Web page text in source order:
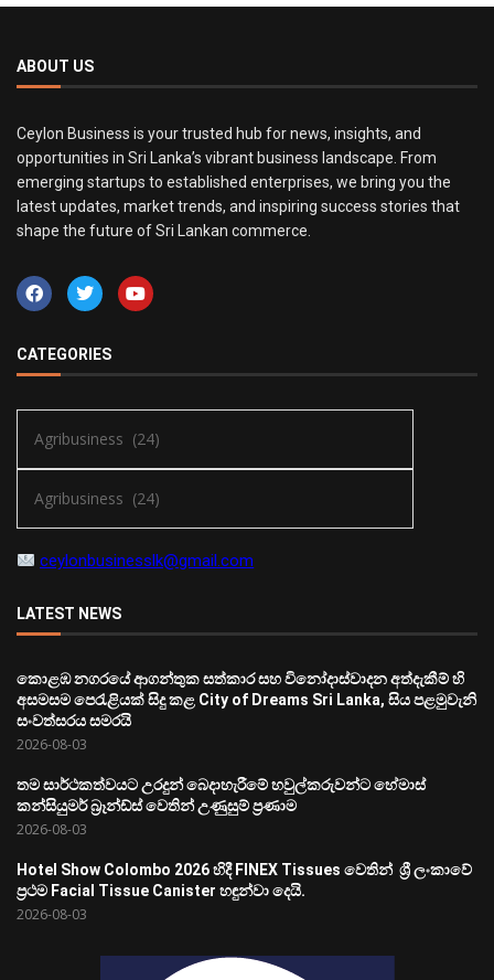
ABOUT US
Ceylon Business is your trusted hub for news, insights, and
opportunities in Sri Lanka’s vibrant business landscape. From
emerging startups to established enterprises, we bring you the
latest updates, market trends, and inspiring success stories that
shape the future of Sri Lankan commerce.
CATEGORIES
ceylonbusinesslk@gmail.com
LATEST NEWS
කොළඹ නගරයේ ආගන්තුක සත්කාර සහ විනෝදාස්වාදන අත්දැකීම් හි
අසමසම පෙරැළියක් සිදු කළ City of Dreams Sri Lanka, සිය පළමුවැනි
සංවත්සරය සමරයි
2026-08-03
තම සාර්ථකත්වයට උරදුන් බෙදාහැරීමේ හවුල්කරුවන්ට හේමාස්
කන්සියුමර් බ්‍රෑන්ඩ්ස් වෙතින් උණුසුම් ප්‍රණාම
2026-08-03
Hotel Show Colombo 2026 හිදී FINEX Tissues වෙතින් ශ්‍රී ලංකාවේ
ප්‍රථම Facial Tissue Canister හඳුන්වා දෙයි.
2026-08-03